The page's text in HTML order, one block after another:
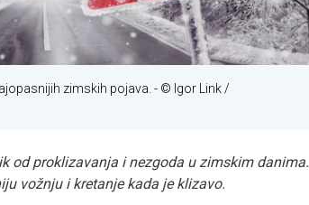
zimskih pojava. - © Igor Link /
od proklizavanja i nezgoda u zimskim danima.
vožnju i kretanje kada je klizavo.